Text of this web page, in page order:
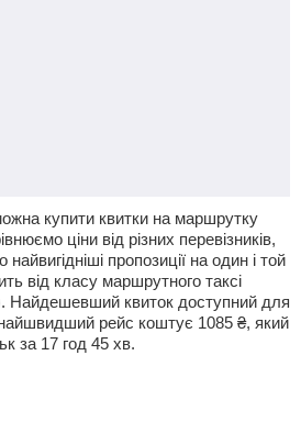
купити квитки на маршрутку
ціни від різних перевізників,
пропозиції на один і той
від класу маршрутного таксі
Найдешевший квиток доступний для
рейс коштує 1085 ₴, який
за 17 год 45 хв.